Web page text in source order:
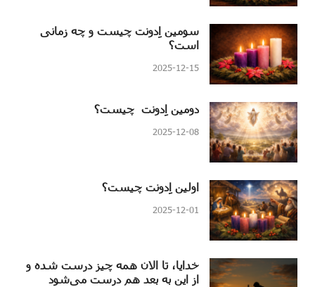
سومین اِدونت چیست و چه زمانی
است؟
2025-12-15
دومین اِدونت چیست؟
2025-12-08
اولین اِدونت چیست؟
2025-12-01
خدایا، تا الان همه چیز درست شده و
از این به بعد هم درست می‌شود